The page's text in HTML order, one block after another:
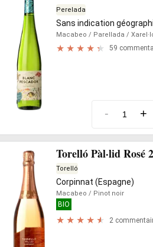
Perelada
Sans indication
Macabeo / Parellada /
59
- +
Torelló Pàl·lid Rosé
Torelló
Corpinnat (Espagne)
Macabeo / Pinot noir
BIO
2